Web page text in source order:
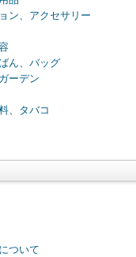
ン、アクセサリー
ん、バッグ
ーデン
、タバコ
ついて